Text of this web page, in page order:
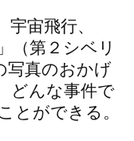
宙飛行、
（第２シベリ
写真のおかげ
どんな事件で
とができる。